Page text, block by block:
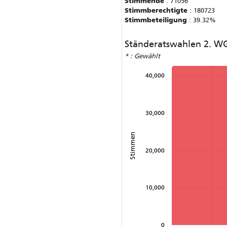
Stimmberechtigte : 180723
Stimmbeteiligung : 39.32%
Ständeratswahlen 2.
* : Gewählt
0
10,000
20,000
30,000
40,000
Stimmen